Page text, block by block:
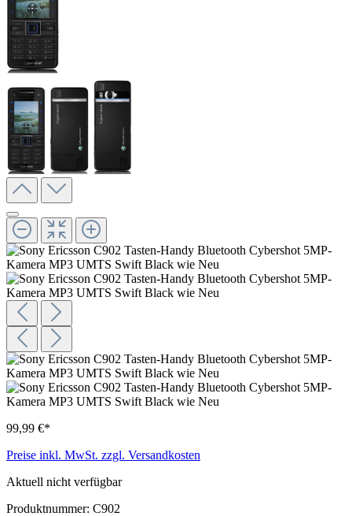
99,99 €*
Preise inkl. MwSt. zzgl. Versandkosten
Aktuell nicht verfügbar
Produktnummer: C902